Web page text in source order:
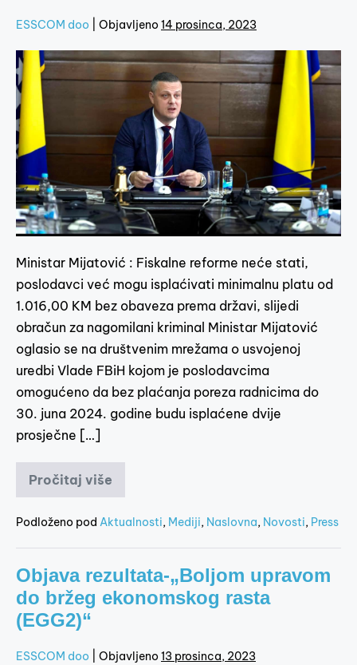
ESSCOM doo Objavljeno 14 prosinca, 2023
Ministar Mijatović : Fiskalne reforme neće stati,
poslodavci već mogu isplaćivati minimalnu platu od
1.016,00 KM bez obaveza prema državi, slijedi
obračun za nagomilani kriminal Ministar Mijatović
oglasio se na društvenim mrežama o usvojenoj
uredbi Vlade FBiH kojom je poslodavcima
omogućeno da bez plaćanja poreza radnicima do
30. juna 2024. godine budu isplaćene dvije
prosječne […]
Pročitaj više
Podloženo pod Aktualnosti, Mediji, Naslovna, Novosti, Press
Objava rezultata-„Boljom upravom
do bržeg ekonomskog rasta
(EGG2)“
ESSCOM doo Objavljeno 13 prosinca, 2023